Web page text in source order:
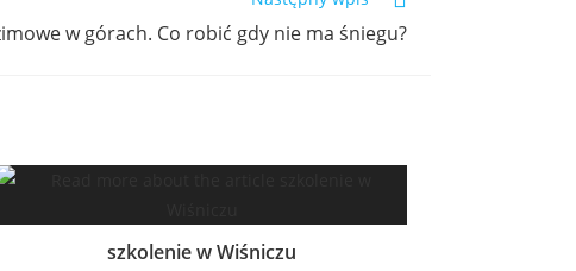
w górach. Co robić gdy nie ma śniegu?
szkolenie w Wiśniczu